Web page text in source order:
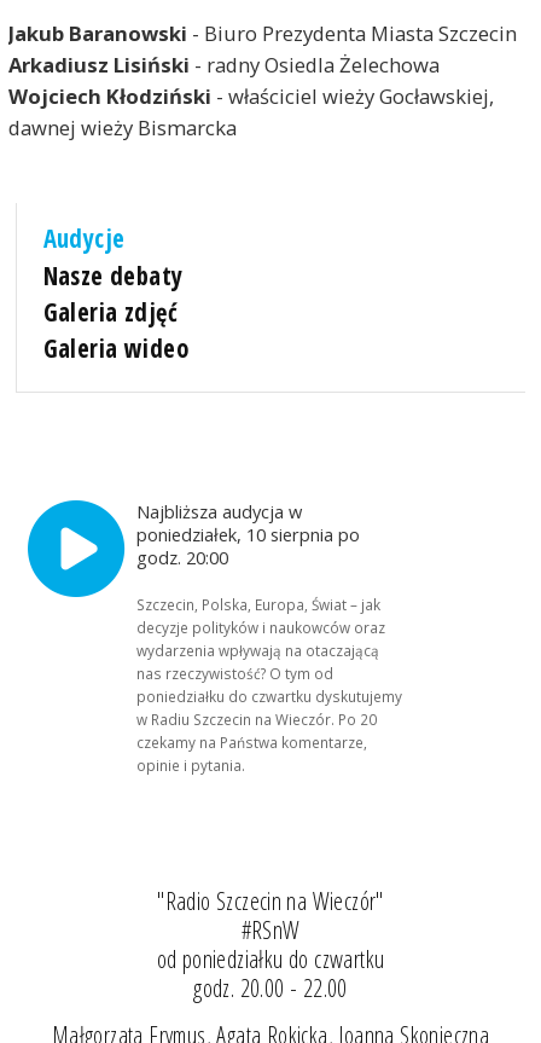
Jakub Baranowski - Biuro Prezydenta Miasta Szczecin
Arkadiusz Lisiński - radny Osiedla Żelechowa
Wojciech Kłodziński - właściciel wieży Gocławskiej,
dawnej wieży Bismarcka
Audycje
Nasze debaty
Galeria zdjęć
Galeria wideo
Najbliższa audycja w
poniedziałek, 10 sierpnia po
godz. 20:00
Szczecin, Polska, Europa, Świat – jak
decyzje polityków i naukowców oraz
wydarzenia wpływają na otaczającą
nas rzeczywistość? O tym od
poniedziałku do czwartku dyskutujemy
w Radiu Szczecin na Wieczór. Po 20
czekamy na Państwa komentarze,
opinie i pytania.
"Radio Szczecin na Wieczór"
#RSnW
od poniedziałku do czwartku
godz. 20.00 - 22.00
Małgorzata Frymus, Agata Rokicka, Joanna Skonieczna